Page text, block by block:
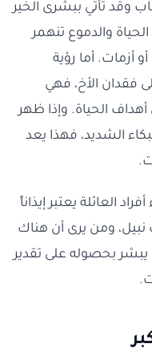
وقد تأتي ببشرى الخير
والدموع تنهمر
أزمات. أما رؤية
فقدان الأخ، فهي
الحياة. وإذا ظهر
الشديد، فهذا يعد
العائلة يعتبر إيذاناً
ومن يرى أن هناك
يبشر بحصوله على تقدير